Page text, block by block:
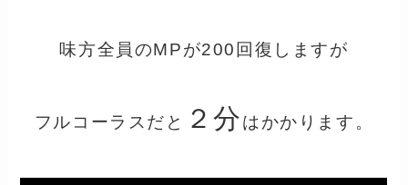
味方全員のMPが200回復しますが
フルコーラスだと ２分はかかります。